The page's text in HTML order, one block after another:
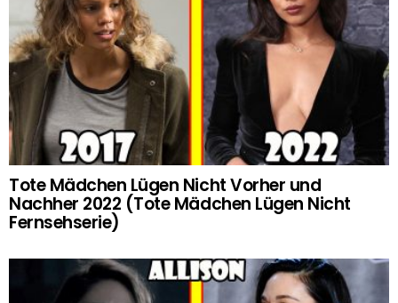
Tote Mädchen Lügen Nicht Vorher und
Nachher 2022 (Tote Mädchen Lügen Nicht
Fernsehserie)